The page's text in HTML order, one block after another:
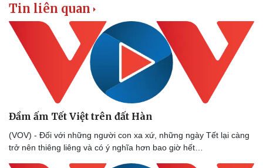
Du lịch
Tư vấn
Săn Tour
check-in
Podcast
Câu chuyện thời sự
Đọc truyện đêm khuya
Cửa sổ tình yêu
Tin liên quan
Đầm ấm Tết Việt trên đất Hàn
(VOV) - Đối với những người con xa xứ, những ngày Tết lại càng
trở nên thiêng liêng và có ý nghĩa hơn bao giờ hết…